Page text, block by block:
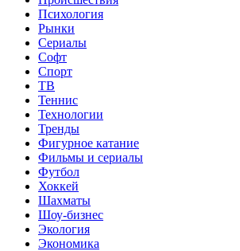
Психология
Рынки
Сериалы
Софт
Спорт
ТВ
Теннис
Технологии
Тренды
Фигурное катание
Фильмы и сериалы
Футбол
Хоккей
Шахматы
Шоу-бизнес
Экология
Экономика